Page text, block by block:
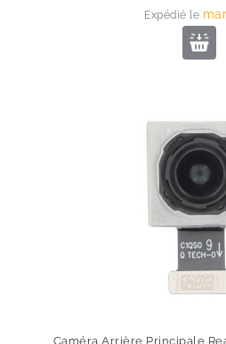
Expédié le
Caméra Arrière Principale